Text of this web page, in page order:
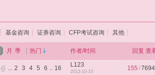
基金咨询 证券咨询 CFP考试咨询 其他
月 季 热门 作者/时间 回复 查
... 2 3 4 5 6 .. 16 L123
2013-10-15
155 /